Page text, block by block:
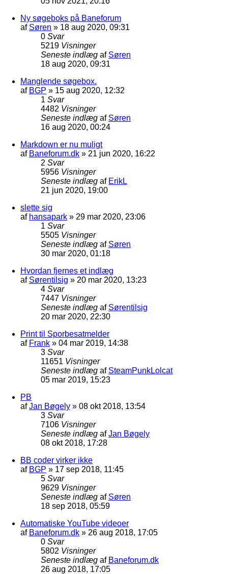
Ny søgeboks på Baneforum
af Søren » 18 aug 2020, 09:31
0 Svar
5219 Visninger
Seneste indlæg af Søren
18 aug 2020, 09:31
Manglende søgebox.
af BGP » 15 aug 2020, 12:32
1 Svar
4482 Visninger
Seneste indlæg af Søren
16 aug 2020, 00:24
Markdown er nu muligt
af Baneforum.dk » 21 jun 2020, 16:22
2 Svar
5956 Visninger
Seneste indlæg af ErikL
21 jun 2020, 19:00
slette sig
af hansapark » 29 mar 2020, 23:06
1 Svar
5505 Visninger
Seneste indlæg af Søren
30 mar 2020, 01:18
Hvordan fjernes et indlæg
af Sørentilsig » 20 mar 2020, 13:23
4 Svar
7447 Visninger
Seneste indlæg af Sørentilsig
20 mar 2020, 22:30
Print til Sporbesatmelder
af Frank » 04 mar 2019, 14:38
3 Svar
11651 Visninger
Seneste indlæg af SteamPunkLolcat
05 mar 2019, 15:23
PB
afJan Bøgely » 08 okt 2018, 13:54
3 Svar
7106 Visninger
Seneste indlæg afJan Bøgely
08 okt 2018, 17:28
BB coder virker ikke
af BGP » 17 sep 2018, 11:45
5 Svar
9629 Visninger
Seneste indlæg af Søren
18 sep 2018, 05:59
Automatiske YouTube videoer
af Baneforum.dk » 26 aug 2018, 17:05
0 Svar
5802 Visninger
Seneste indlæg af Baneforum.dk
26 aug 2018, 17:05